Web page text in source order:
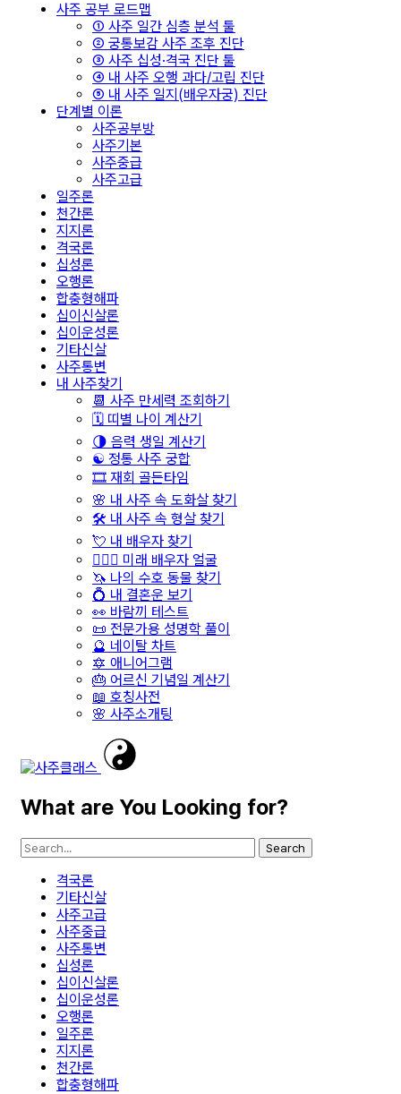
사주 공부 로드맵
① 사주 일간 심층 분석 툴
② 궁통보감 사주 조후 진단
③ 사주 십성·격국 진단 툴
④ 내 사주 오행 과다/고립 진단
⑤ 내 사주 일지(배우자궁) 진단
단계별 이론
사주공부방
사주기본
사주중급
사주고급
일주론
천간론
지지론
격국론
십성론
오행론
합충형해파
십이신살론
십이운성론
기타신살
사주통변
내 사주찾기
📆 사주 만세력 조회하기
🗓️ 띠별 나이 계산기
🌗 음력 생일 계산기
☯️ 정통 사주 궁합
🎞️ 재회 골든타임
🌸 내 사주 속 도화살 찾기
🛠️ 내 사주 속 형살 찾기
💘 내 배우자 찾기
👩‍❤️‍👨 미래 배우자 얼굴
🦄 나의 수호 동물 찾기
💍 내 결혼운 보기
👀 바람끼 테스트
📜 전문가용 성명학 풀이
🔮 네이탈 차트
🔯 애니어그램
🎂 어르신 기념일 계산기
📖 호칭사전
🌸 사주소개팅
What are You Looking for?
Search
격국론
기타신살
사주고급
사주중급
사주통변
십성론
십이신살론
십이운성론
오행론
일주론
지지론
천간론
합충형해파